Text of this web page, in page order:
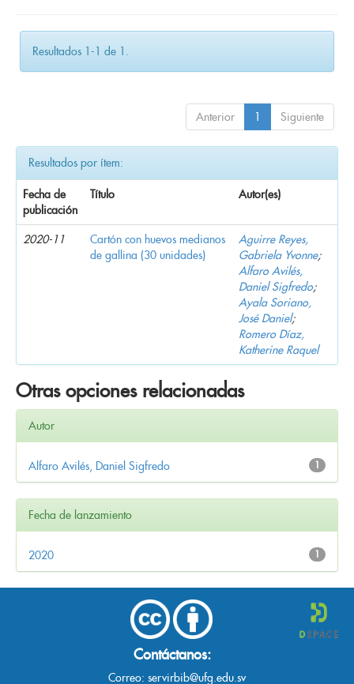
Resultados 1-1 de 1.
Anterior 1 Siguiente
Resultados por ítem:
Fecha de
publicación
Título Autor(es)
2020-11
Cartón con huevos medianos
de gallina (30 unidades)
Aguirre Reyes,
Gabriela Yvonne;
Alfaro Avilés,
Daniel Sigfredo;
Ayala Soriano,
José Daniel;
Romero Díaz,
Katherine Raquel
Otras opciones relacionadas
Autor
1
Alfaro Avilés, Daniel Sigfredo
Fecha de lanzamiento
1
2020
Contáctanos:
Correo: servirbib@ufg.edu.sv